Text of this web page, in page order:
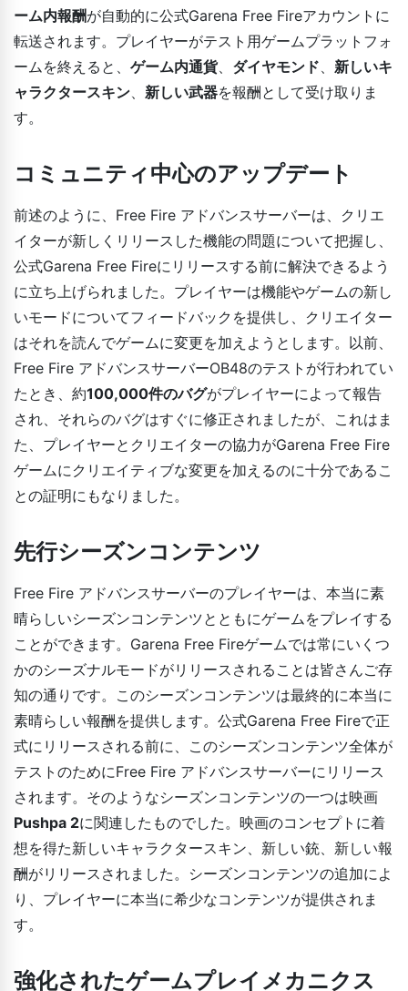
ーム内報酬が自動的に公式Garena Free Fireアカウントに
転送されます。プレイヤーがテスト用ゲームプラットフォ
ームを終えると、 ゲーム内通貨、 ダイヤモンド
新しいキ
ャラクタースキン
新しい武器を報酬として受け取りま
す。
コミュニティ中心のアップデート
前述のように、Free Fire アドバンスサーバーは、クリエ
イターが新しくリリースした機能の問題について把握し、
公式Garena Free Fireにリリースする前に解決できるよう
に立ち上げられました。プレイヤーは機能やゲームの新し
いモードについてフィードバックを提供し、クリエイター
はそれを読んでゲームに変更を加えようとします。以前、
Free Fire アドバンスサーバーOB48のテストが行われてい
たとき、約100,000件のバグがプレイヤーによって報告
され、それらのバグはすぐに修正されましたが、これはま
た、プレイヤーとクリエイターの協力がGarena Free Fire
ゲームにクリエイティブな変更を加えるのに十分であるこ
との証明にもなりました。
先行シーズンコンテンツ
Free Fire アドバンスサーバーのプレイヤーは、本当に素
晴らしいシーズンコンテンツとともにゲームをプレイする
ことができます。Garena Free Fireゲームでは常にいくつ
かのシーズナルモードがリリースされることは皆さんご存
知の通りです。このシーズンコンテンツは最終的に本当に
素晴らしい報酬を提供します。公式Garena Free Fireで正
式にリリースされる前に、このシーズンコンテンツ全体が
テストのためにFree Fire アドバンスサーバーにリリース
されます。そのようなシーズンコンテンツの一つは映画
Pushpa 2に関連したものでした。映画のコンセプトに着
想を得た新しいキャラクタースキン、新しい銃、新しい報
酬がリリースされました。シーズンコンテンツの追加によ
り、プレイヤーに本当に希少なコンテンツが提供されま
す。
強化されたゲームプレイメカニクス